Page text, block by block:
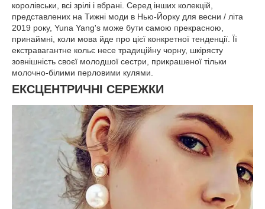
королівськи, всі зрілі і вбрані. Серед інших колекцій,
представлених на Тижні моди в Нью-Йорку для весни / літа
2019 року, Yuna Yang's може бути самою прекрасною,
принаймні, коли мова йде про цієї конкретної тенденції. Її
екстравагантне кольє несе традиційну чорну, шкірясту
зовнішність своєї молодшої сестри, прикрашеної тільки
молочно-білими перловими кулями.
ЕКСЦЕНТРИЧНІ СЕРЕЖКИ